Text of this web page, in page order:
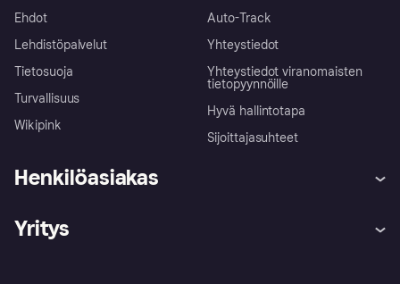
Ehdot
Lehdistöpalvelut
Tietosuoja
Turvallisuus
Wikipink
Auto-Track
Yhteystiedot
Yhteystiedot viranomaisten
tietopyynnöille
Hyvä hallintotapa
Sijoittajasuhteet
Henkilöasiakas
Kirjaudu sisään
Yritys